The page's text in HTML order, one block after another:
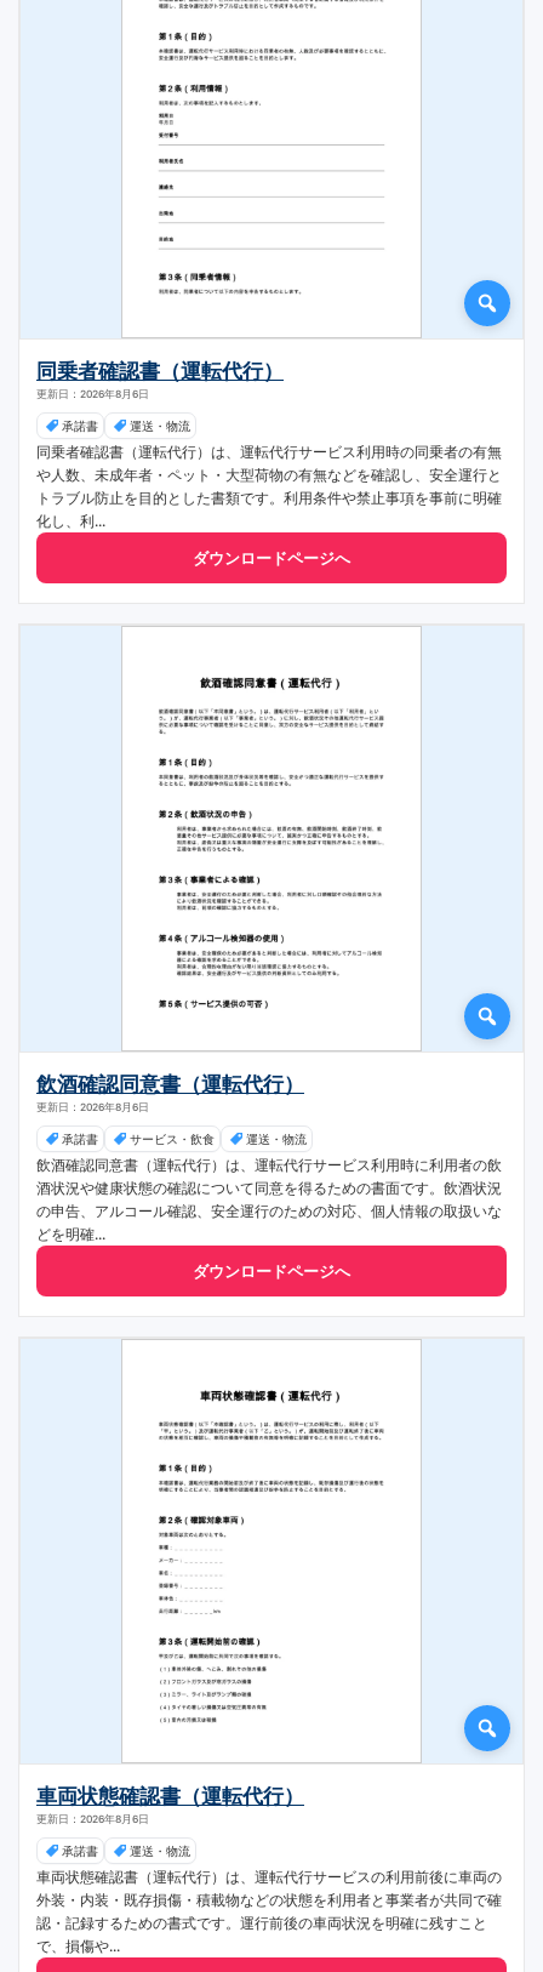
同乗者確認書（運転代行）
更新日：2026年8月6日
承諾書 運送・物流
同乗者確認書（運転代行）は、運転代行サービス利用時の同乗者の有無
や人数、未成年者・ペット・大型荷物の有無などを確認し、安全運行と
トラブル防止を目的とした書類です。利用条件や禁止事項を事前に明確
化し、利...
ダウンロードページへ
飲酒確認同意書（運転代行）
更新日：2026年8月6日
承諾書 サービス・飲食 運送・物流
飲酒確認同意書（運転代行）は、運転代行サービス利用時に利用者の飲
酒状況や健康状態の確認について同意を得るための書面です。飲酒状況
の申告、アルコール確認、安全運行のための対応、個人情報の取扱いな
どを明確...
ダウンロードページへ
車両状態確認書（運転代行）
更新日：2026年8月6日
承諾書 運送・物流
車両状態確認書（運転代行）は、運転代行サービスの利用前後に車両の
外装・内装・既存損傷・積載物などの状態を利用者と事業者が共同で確
認・記録するための書式です。運行前後の車両状況を明確に残すこと
で、損傷や...